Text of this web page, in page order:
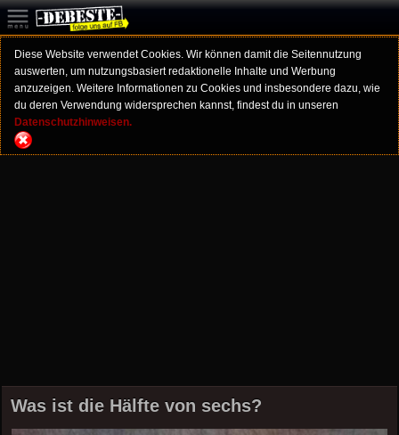
Diese Website verwendet Cookies. Wir können damit die Seitennutzung
auswerten, um nutzungsbasiert redaktionelle Inhalte und Werbung
anzuzeigen. Weitere Informationen zu Cookies und insbesondere dazu, wie
du deren Verwendung widersprechen kannst, findest du in unseren
Datenschutzhinweisen.
Was ist die Hälfte von sechs?